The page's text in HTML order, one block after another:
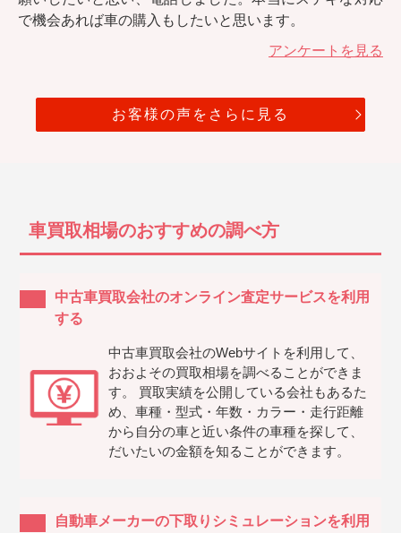
で機会あれば車の購入もしたいと思います。
アンケートを見る
お客様の声をさらに見る
車買取相場のおすすめの調べ方
中古車買取会社のオンライン査定サービスを利用
する
中古車買取会社のWebサイトを利用して、
おおよその買取相場を調べることができま
す。 買取実績を公開している会社もあるた
め、車種・型式・年数・カラー・走行距離
から自分の車と近い条件の車種を探して、
だいたいの金額を知ることができます。
自動車メーカーの下取りシミュレーションを利用